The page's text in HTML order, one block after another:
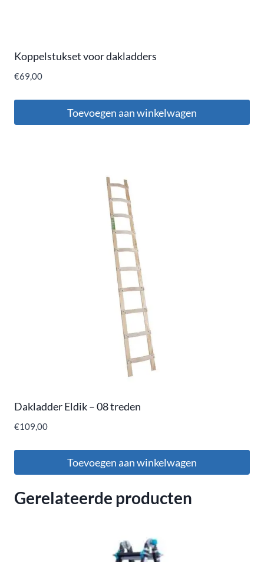
Koppelstukset voor dakladders
€69,00
Toevoegen aan winkelwagen
Dakladder Eldik – 08 treden
€109,00
Toevoegen aan winkelwagen
Gerelateerde producten